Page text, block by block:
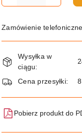
Zamówienie
Dostępność
i
dostawa
Wysyłka w
ciągu:
Cena przesyłki:
Pobierz produkt do